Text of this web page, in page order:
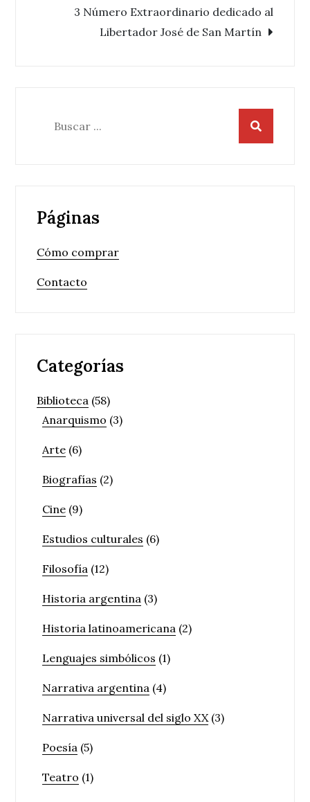
3 Número Extraordinario dedicado al
Libertador José de San Martín
Páginas
Cómo comprar
Contacto
Categorías
Biblioteca (58)
Anarquismo (3)
Arte (6)
Biografías (2)
Cine (9)
Estudios culturales (6)
Filosofía (12)
Historia argentina (3)
Historia latinoamericana (2)
Lenguajes simbólicos (1)
Narrativa argentina (4)
Narrativa universal del siglo XX (3)
Poesía (5)
Teatro (1)